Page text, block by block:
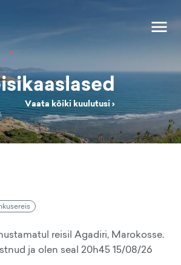
Vaata kõiki kuulutusi ›
reisil Agadiri, Marokosse.
ja olen seal 20h45 15/08/26